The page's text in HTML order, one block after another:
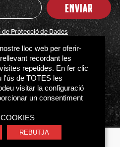
ENVIAR
de Protecció de Dades
MILESTONESPARTNERSPRESS
Channel
lloc web per oferir-
recordant les
repetides. En fer clic
l'ús de TOTES les
visitar la configuració
un consentiment
REBUTJA